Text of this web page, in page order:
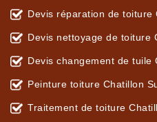
Devis réparation de toiture
Devis nettoyage de toiture
Devis changement de tuile
Peinture toiture Chatillon
Traitement de toiture